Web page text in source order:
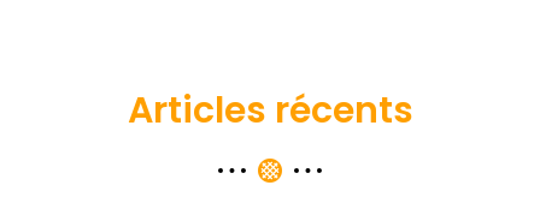
Articles récents